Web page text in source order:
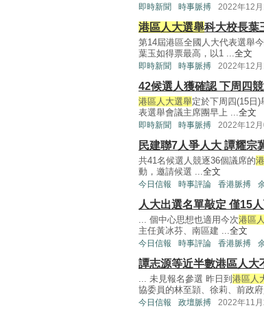
即時新聞 時事脈搏 2022年12月
港區人大選舉科大校長葉
第14屆港區全國人大代表選舉
葉玉如得票最高，以1 ...全文
即時新聞 時事脈搏 2022年12月
42候選人獲確認 下周四
港區人大選舉定於下周四(15日
表選舉會議主席團早上 ...全文
即時新聞 時事脈搏 2022年12月
民建聯7人爭人大 譚耀宗
共41名候選人競逐36個議席的
動，邀請候選 ...全文
今日信報 時事評論 香港脈搏
人大出選名單敲定 僅15
... 個中心思想也適用今次港區
主任黃冰芬、南區建 ...全文
今日信報 時事評論 香港脈搏
譚志源等近半數港區人大
... 未見報名參選 昨日到 港區人
協委員的林至頴、徐莉、前政
今日信報 政壇脈搏 2022年11月